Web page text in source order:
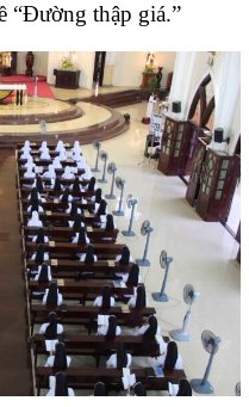
“Đường thập giá.”